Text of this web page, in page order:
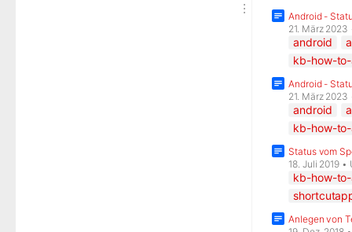
Android -
21. März 2023
android
kb-how-
Android -
21. März 2023
android
kb-how-
Status vom
18. Juli 2019 •
kb-how-
Anlegen von